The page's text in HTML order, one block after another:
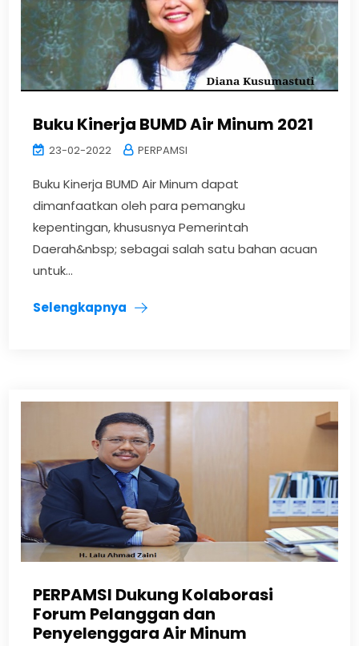
Buku Kinerja BUMD Air Minum 2021
23-02-2022 PERPAMSI
Buku Kinerja BUMD Air Minum dapat
dimanfaatkan oleh para pemangku
kepentingan, khususnya Pemerintah
Daerah&nbsp; sebagai salah satu bahan acuan
untuk...
Selengkapnya
PERPAMSI Dukung Kolaborasi
Forum Pelanggan dan
Penyelenggara Air Minum